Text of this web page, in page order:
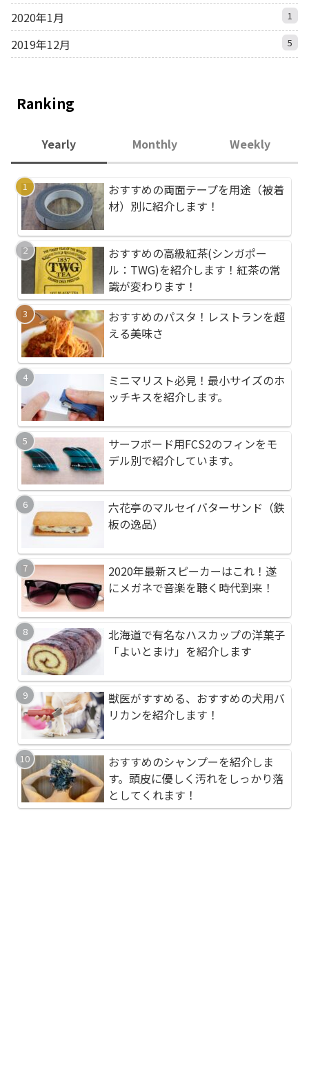
2020年1月 1
2019年12月 5
Ranking
Yearly
おすすめの両面テープを用途（被着
材）別に紹介します！
おすすめの高級紅茶(シンガポー
ル：TWG)を紹介します！紅茶の常
識が変わります！
おすすめのパスタ！レストランを超
える美味さ
ミニマリスト必見！最小サイズのホ
ッチキスを紹介します。
サーフボード用FCS2のフィンをモ
デル別で紹介しています。
六花亭のマルセイバターサンド（鉄
板の逸品）
2020年最新スピーカーはこれ！遂
にメガネで音楽を聴く時代到来！
北海道で有名なハスカップの洋菓子
「よいとまけ」を紹介します
獣医がすすめる、おすすめの犬用バ
リカンを紹介します！
おすすめのシャンプーを紹介しま
す。頭皮に優しく汚れをしっかり落
としてくれます！
Monthly
おすすめのパスタ！
える美味さ
おすすめの両面テープ
材）別に紹介します！
おすすめの懐中電灯、
サーフボード用FCS2
デル別で紹介していま
おすすめのシャンプー
す。頭皮に優しく汚れ
おすすめの天然水【
高品質イヤホンを使
立つアダプタを紹介し
愛犬のブラッシング
のブラシを紹介します
健康に良いおすすめ
とは？【バルサミコ酢
おすすめのふるさと
生郡一宮町「COFF
Weekly
おすすめのサーフボー
３選！種類によってグ
ポータブル電気毛布
ＳＢ電源でどこでも
もっともコスパが高
皮膚に優しいおすす
プー、７年間使用し
おすすめの超音波歯
ソニック」やさしく
オリンピックサーフィ
健康に良いおすすめ
とは？【バルサミコ酢
サーフボード用リーシ
介します！サーフボー
おすすめの懐中電灯
フラッシュライトを紹
おすすめの高級紅茶(
ル：TWG)を紹介しま